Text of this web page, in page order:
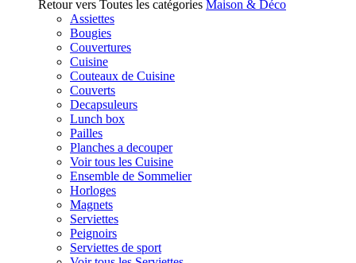
Retour vers Toutes les catégories Maison & Déco
Assiettes
Bougies
Couvertures
Cuisine
Couteaux de Cuisine
Couverts
Decapsuleurs
Lunch box
Pailles
Planches a decouper
Voir tous les Cuisine
Ensemble de Sommelier
Horloges
Magnets
Serviettes
Peignoirs
Serviettes de sport